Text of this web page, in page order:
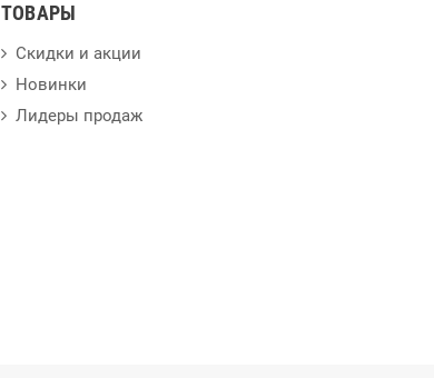
ТОВАРЫ
Скидки и акции
Новинки
Лидеры продаж